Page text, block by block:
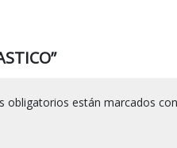
obligatorios están marcados